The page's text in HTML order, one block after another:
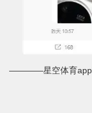
————星空体育app